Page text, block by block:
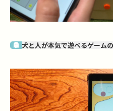
犬と人が本気で遊べるゲーム